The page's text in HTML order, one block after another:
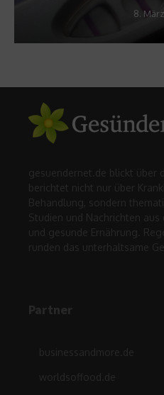
8.
gesuendernet.de blickt über
berichtet nicht nur über
Behandlung, sondern
Studien und Nachrichten aus
und gesunde Ernährung.
runden das unterhaltsame
Partner
businessandmore.de
worldsoffood.de